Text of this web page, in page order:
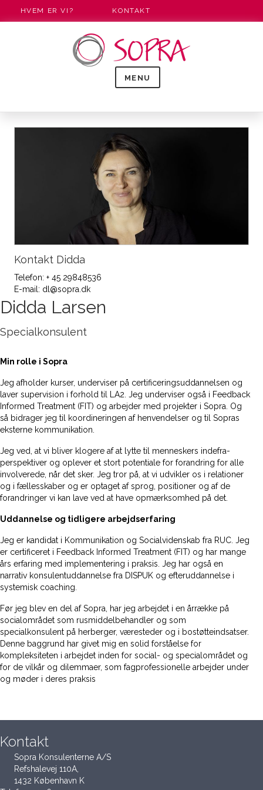
HVEM ER VI? KONTAKT
MENU
Kontakt Didda
Telefon: + 45 29848536
E-mail: dl@sopra.dk
Didda Larsen
Specialkonsulent
Min rolle i Sopra
Jeg afholder kurser, underviser på certificeringsuddannelsen og
laver supervision i forhold til LA2. Jeg underviser også i Feedback
Informed Treatment (FIT) og arbejder med projekter i Sopra. Og
så bidrager jeg til koordineringen af henvendelser og til Sopras
eksterne kommunikation.
Jeg ved, at vi bliver klogere af at lytte til menneskers indefra-
perspektiver og oplever et stort potentiale for forandring for alle
involverede, når det sker. Jeg tror på, at vi udvikler os i relationer
og i fællesskaber og er optaget af sprog, positioner og af de
forandringer vi kan lave ved at have opmærksomhed på det.
Uddannelse og tidligere arbejdserfaring
Jeg er kandidat i Kommunikation og Socialvidenskab fra RUC. Jeg
er certificeret i Feedback Informed Treatment (FIT) og har mange
års erfaring med implementering i praksis. Jeg har også en
narrativ konsulentuddannelse fra DISPUK og efteruddannelse i
systemisk coaching.
Før jeg blev en del af Sopra, har jeg arbejdet i en årrække på
socialområdet som rusmiddelbehandler og som
specialkonsulent på herberger, væresteder og i bostøtteindsatser.
Denne baggrund har givet mig en solid forståelse for
kompleksiteten i arbejdet inden for social- og specialområdet og
for de vilkår og dilemmaer, som fagprofessionelle arbejder under
og møder i deres praksis
Kontakt
Sopra Konsulenterne A/S
Refshalevej 110A,
1432 København K